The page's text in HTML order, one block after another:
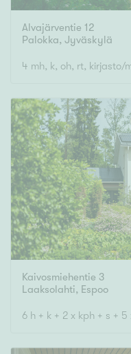
Alvajärventie 12
Palokka, Jyväskylä
4 mh, k, oh, rt, kirjasto/
Kaivosmiehentie 3
Laaksolahti, Espoo
6 h + k + 2 x kph + s + 5